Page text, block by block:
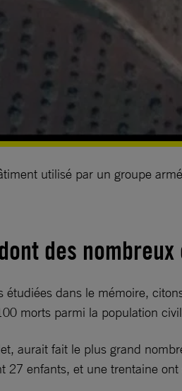
utilisé par un groupe
des nombreux
étudiées dans le mémoire,
morts parmi la population
aurait fait le plus grand
27 enfants, et une trentaine